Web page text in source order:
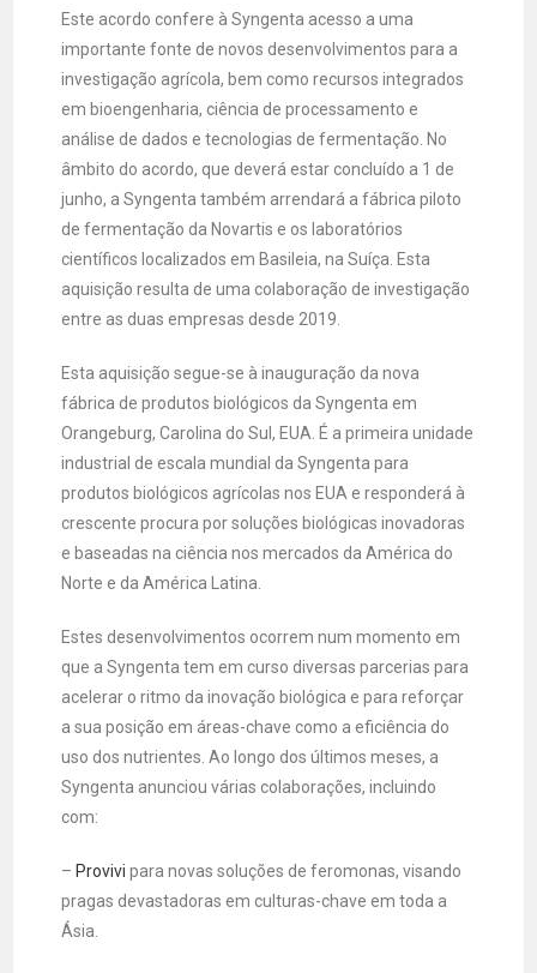
Este acordo confere à Syngenta acesso a uma
importante fonte de novos desenvolvimentos para a
investigação agrícola, bem como recursos integrados
em bioengenharia, ciência de processamento e
análise de dados e tecnologias de fermentação. No
âmbito do acordo, que deverá estar concluído a 1 de
junho, a Syngenta também arrendará a fábrica piloto
de fermentação da Novartis e os laboratórios
científicos localizados em Basileia, na Suíça. Esta
aquisição resulta de uma colaboração de investigação
entre as duas empresas desde 2019.
Esta aquisição segue-se à inauguração da nova
fábrica de produtos biológicos da Syngenta em
Orangeburg, Carolina do Sul, EUA. É a primeira unidade
industrial de escala mundial da Syngenta para
produtos biológicos agrícolas nos EUA e responderá à
crescente procura por soluções biológicas inovadoras
e baseadas na ciência nos mercados da América do
Norte e da América Latina.
Estes desenvolvimentos ocorrem num momento em
que a Syngenta tem em curso diversas parcerias para
acelerar o ritmo da inovação biológica e para reforçar
a sua posição em áreas-chave como a eficiência do
uso dos nutrientes. Ao longo dos últimos meses, a
Syngenta anunciou várias colaborações, incluindo
com:
–Provivi para novas soluções de feromonas, visando
pragas devastadoras em culturas-chave em toda a
Ásia.